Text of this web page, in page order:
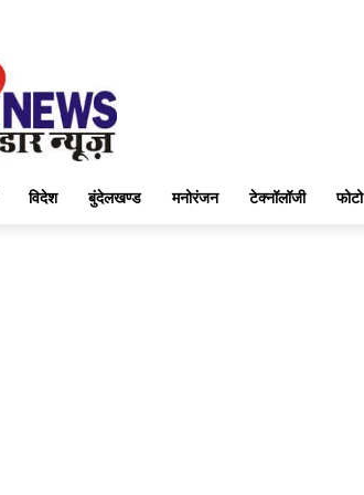
विदेश बुंदेलखण्ड मनोरंजन टेक्नॉलॉजी फोटो